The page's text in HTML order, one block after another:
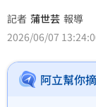
記者 蒲世芸 報導
2026/06/07
阿立幫你